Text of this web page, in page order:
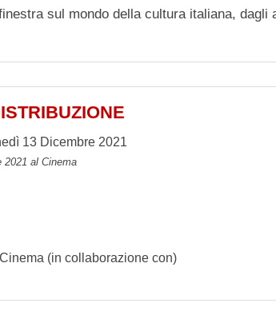
sul mondo della cultura italiana,
13 Dicembre 2021
2021 al Cinema
(in collaborazione con)